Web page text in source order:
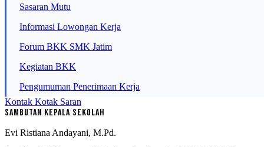
Sasaran Mutu
Informasi Lowongan Kerja
Forum BKK SMK Jatim
Kegiatan BKK
Pengumuman Penerimaan Kerja
Kontak Kotak Saran
Sambutan Kepala Sekolah
Evi Ristiana Andayani, M.Pd.